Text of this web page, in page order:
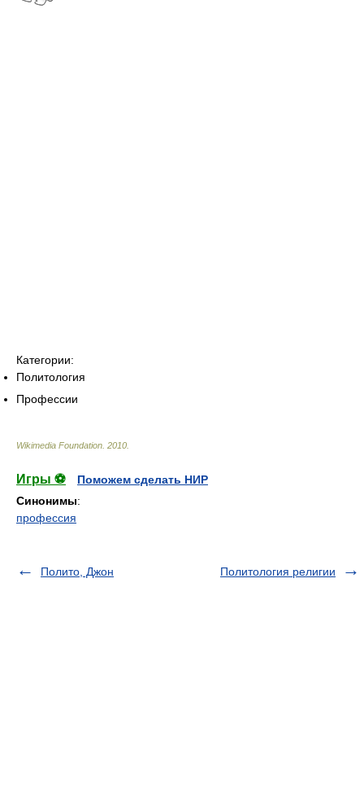
Категории:
Политология
Профессии
Wikimedia Foundation 2010
Игры ⚽
Поможем сделать НИР
Синонимы:
профессия
Полито, Джон Политология религии